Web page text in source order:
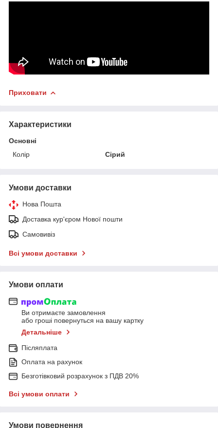
Приховати
Характеристики
Основні
Колір
Сірий
Умови доставки
Нова Пошта
Доставка кур'єром Нової пошти
Самовивіз
Всі умови доставки
Умови оплати
Ви отримаєте замовлення
або гроші повернуться на вашу картку
Детальніше
Післяплата
Оплата на рахунок
Безготівковий розрахунок з ПДВ 20%
Всі умови оплати
Умови повернення